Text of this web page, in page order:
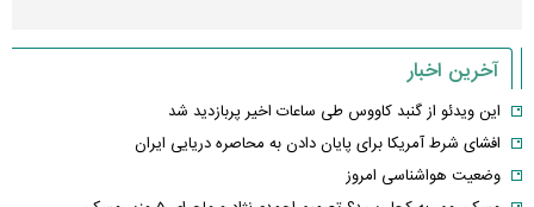
آخرین اخبار
این ویدئو از گنبد کاووس طی ساعات اخیر پربازدید شد
افشای شرط آمریکا برای پایان دادن به محاصره دریایی ایران
وضعیت هواشناسی امروز